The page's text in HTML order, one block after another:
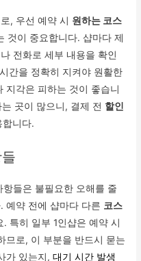
, 우선 예약 시 원하는 코스
것이 중요합니다. 샵마다 제
전화로 세부 내용을 확인
간을 정확히 지켜야 원활한
지각은 피하는 것이 좋습니
곳이 많으니, 결제 전 할인
니다.
들은 불필요한 오해를 줄
예약 전에 샵마다 다른 코스
. 특히 일부 1인샵은 예약 시
므로, 이 부분을 반드시 묻는
가 있는지,대기 시간 발생